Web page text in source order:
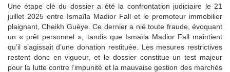
Une étape clé du dossier a été la confrontation judiciaire le 21
juillet 2025 entre Ismaïla Madior Fall et le promoteur immobilier
plaignant, Cheikh Guèye. Ce dernier a nié toute fraude, évoquant
un « prêt personnel », tandis que Ismaïla Madior Fall maintient
qu’il s’agissait d’une donation restituée. Les mesures restrictives
restent donc en vigueur, et le dossier constitue un test majeur
pour la lutte contre l’impunité et la mauvaise gestion des marchés